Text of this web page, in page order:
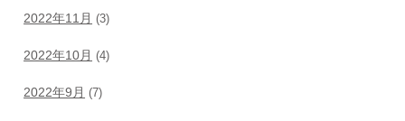
2022年11月 (3)
2022年10月 (4)
2022年9月 (7)